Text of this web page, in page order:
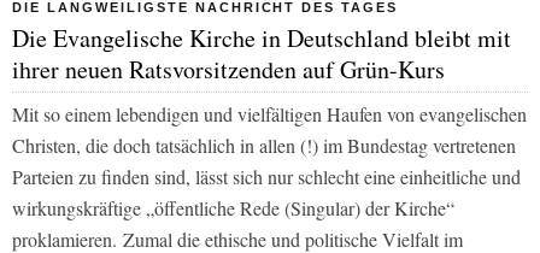
DIE LANGWEILIGSTE NACHRICHT DES TAGES
Die Evangelische Kirche in Deutschland bleibt mit
ihrer neuen Ratsvorsitzenden auf Grün-Kurs
Mit so einem lebendigen und vielfältigen Haufen von evangelischen
Christen, die doch tatsächlich in allen (!) im Bundestag vertretenen
Parteien zu finden sind, lässt sich nur schlecht eine einheitliche und
wirkungskräftige „öffentliche Rede (Singular) der Kirche“
proklamieren. Zumal die ethische und politische Vielfalt im